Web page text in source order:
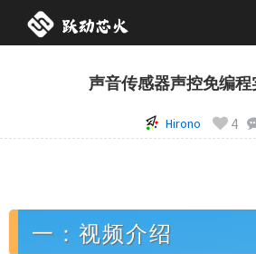
声音传感器声控免编
4
Hirono
一：视频介绍